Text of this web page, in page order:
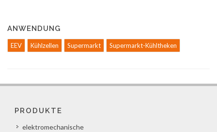
ANWENDUNG
EEV Kühlzellen Supermarkt Supermarkt-Kühltheken
PRODUKTE
elektromechanische